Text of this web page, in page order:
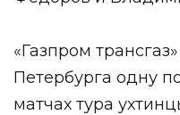
«Газпром
Петербурга одну
матчах тура